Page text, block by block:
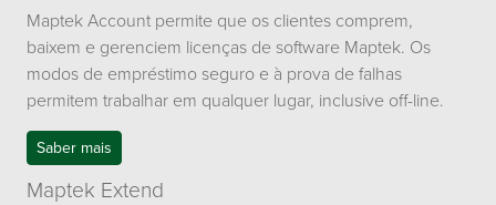
Maptek Account permite que os clientes comprem,
baixem e gerenciem licenças de software Maptek. Os
modos de empréstimo seguro e à prova de falhas
permitem trabalhar em qualquer lugar, inclusive off-line.
Saber mais
Maptek Extend